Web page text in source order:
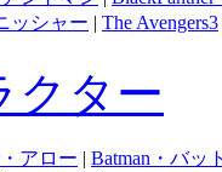
ッシャー | The Avengers3
クター
アロー | Batman・バッ